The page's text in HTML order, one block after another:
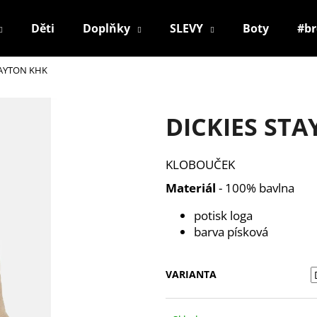
Děti Doplňky SLEVY Boty
KHK
DICKIES
KLOBOUČEK
Materiál - 100% bavlna
potisk loga
barva písková
VARIANTA
Co potřebujete najít?
HLEDAT